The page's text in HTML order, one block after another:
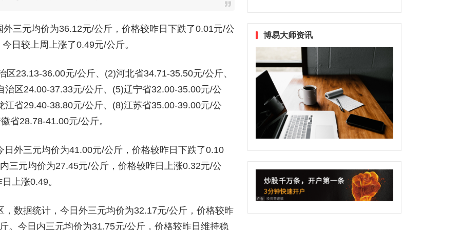
元均价为36.12元/公斤，价格较昨日下跌了0.01元/公
日较上周上涨了0.49元/公斤。
36.00元/公斤、(2)河北省34.71-35.50元/公斤、
区24.00-37.33元/公斤、(5)辽宁省32.00-35.00元/公
省29.40-38.80元/公斤、(8)江苏省35.00-39.00元/公
省28.78-41.00元/公斤。
三元均价为41.00元/公斤，价格较昨日下跌了0.10
三元均价为27.45元/公斤，价格较昨日上涨0.32元/公
上涨0.49。
据统计，今日外三元均价为32.17元/公斤，价格较昨
。今日内三元均价为31.75元/公斤，价格较昨日维持稳
博易大师资讯